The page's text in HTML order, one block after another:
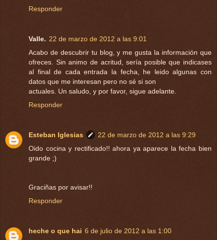
Responder
Valle. 22 de marzo de 2012 a las 9:01
Acabo de descubrir tu blog, y me gusta la información que
ofreces. Sin animo de acritud, sería posible que indicases
al final de cada entrada la fecha, he leido algunas con
datos que me interesan pero no sé si son
actuales. Un saludo, y por favor, sigue adelante.
Responder
Esteban Iglesias
22 de marzo de 2012 a las 9:29
Oido cocina y rectificado!! ahora ya aparece la fecha bien
grande ;)
Graciñas por avisar!!
Responder
heche o que hai 6 de julio de 2012 a las 1:00